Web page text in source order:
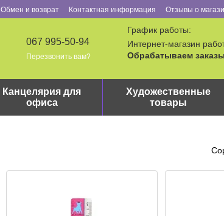
Обмен и возврат Контактная информация Отзывы о
067 995-50-94
Перезвонить вам?
График работы:
Интернет-магазин
Обрабатываем
Канцелярия для
офиса
Художественные
товары